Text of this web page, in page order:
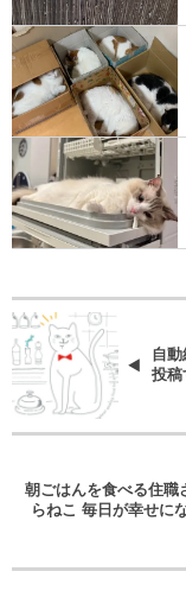
自
投稿
朝ごはんを食べる住職
らねこ 毎日が幸せに